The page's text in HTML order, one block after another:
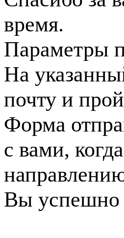
время.
Параметры
На
почту и
Форма
с вами,
Вы успешно